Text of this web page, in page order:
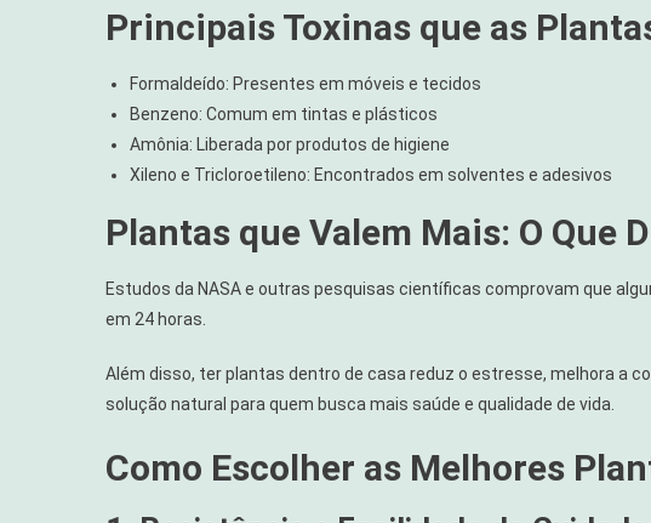
Principais Toxinas que as
Formaldeído: Presentes em móveis e tecidos
Benzeno: Comum em tintas e plásticos
Amônia: Liberada por produtos de higiene
Xileno e Tricloroetileno: Encontrados em solventes e adesivos
Plantas que Valem Mais: O Que
Estudos da NASA e outras pesquisas científicas comprovam que
em 24 horas.
Além disso, ter plantas dentro de casa reduz o estresse, melhora a
solução natural para quem busca mais saúde e qualidade de vida.
Como Escolher as Melhores